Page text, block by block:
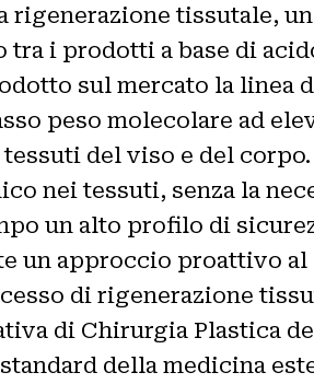
tissutale,
tra i prodotti a base di
sul mercato la linea
peso molecolare ad
del viso e del
nei tessuti, senza la
un alto profilo di
un approccio proattivo al
di rigenerazione
di Chirurgia Plastica
della medicina